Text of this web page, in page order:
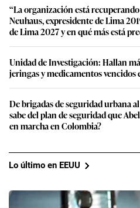
“La organización está
Neuhaus, expresidente de Lima
de Lima 2027 y en qué más está
Unidad de Investigación: Hallan
jeringas y medicamentos vencidos
De brigadas de seguridad urbana
sabe del plan de seguridad que
en marcha en Colombia?
Lo último en EEUU